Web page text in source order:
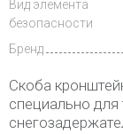
Видеообзоры
Доставка
Вид элемента
безопасности
Бренд
Скоба
специально для